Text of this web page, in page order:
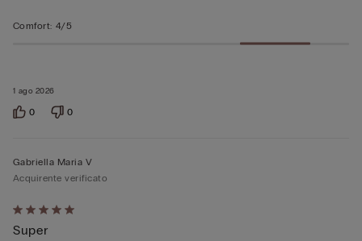
1 ago 2026
Comfort: 4/5
0 0
Valutato
5
Gabriella Maria V
Acquirente verificato
Super